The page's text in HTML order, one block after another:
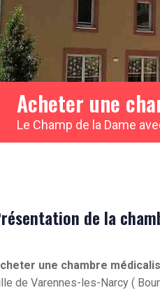
Acheter une
Le Champ de la Dame
de la
une chambre
de Varennes-les-Narcy (